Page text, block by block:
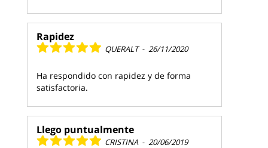
Rapidez
QUERALT - 26/11/2020
Ha respondido con rapidez y de forma
satisfactoria.
Llego puntualmente
CRISTINA - 20/06/2019